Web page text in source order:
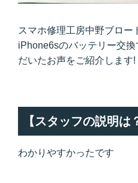
スマホ修理工房中野ブロー
iPhone6sのバッテリー交
だいたお声をご紹介します!
【スタッフの説明は
わかりやすかったです